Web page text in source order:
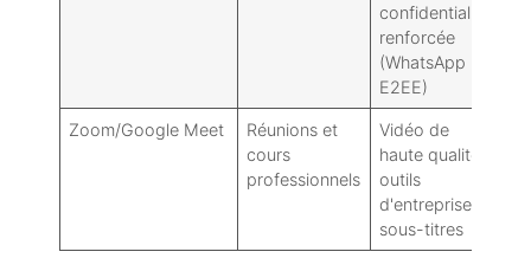
confidentialité
renforcée
(WhatsApp
E2EE)
Zoom/Google Meet
Réunions et
cours
professionnels
Vidéo de
haute qualité,
outils
d'entreprise,
sous-titres